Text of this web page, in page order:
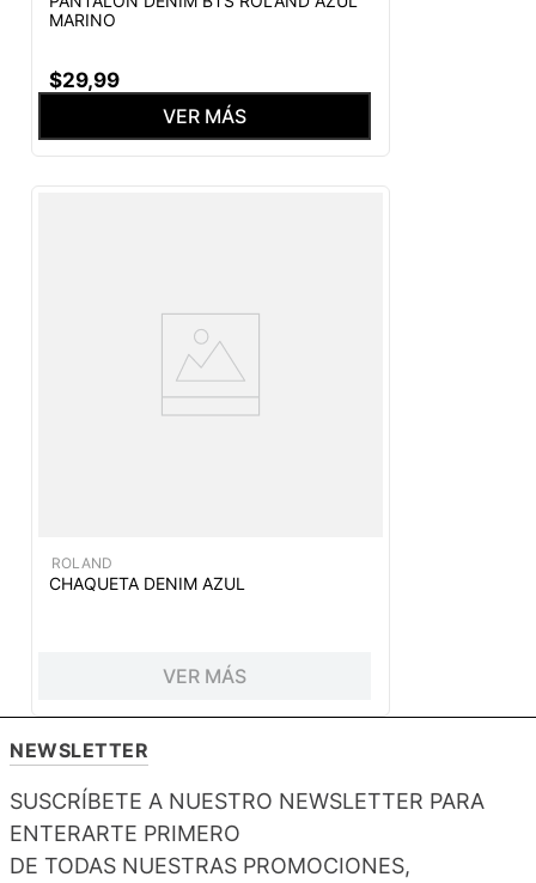
MARINO
$29,99
VER MÁS
ROLAND
CHAQUETA DENIM AZUL
VER MÁS
NEWSLETTER
SUSCRÍBETE A NUESTRO NEWSLETTER PARA
ENTERARTE PRIMERO
DE TODAS NUESTRAS PROMOCIONES,